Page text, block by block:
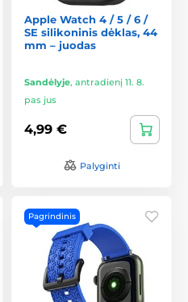
Apple Watch 4 / 5 / 6 /
SE silikoninis dėklas, 44
mm – juodas
Sandėlyje, antradienį 11. 8.
pas jus
4,99 €
Palyginti
Pagrindinis